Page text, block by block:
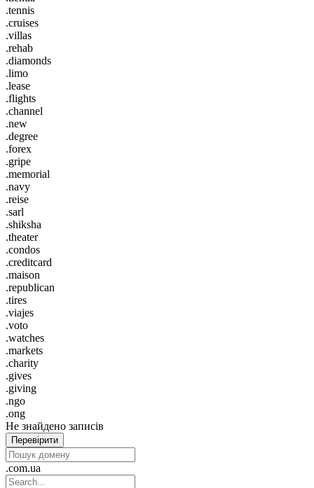
.tennis
.cruises
.villas
.rehab
.diamonds
.limo
.lease
.flights
.channel
.new
.degree
.forex
.gripe
.memorial
.navy
.reise
.sarl
.shiksha
.theater
.condos
.creditcard
.maison
.republican
.tires
.viajes
.voto
.watches
.markets
.charity
.gives
.giving
.ngo
.ong
Не знайдено записів
Перевірити
.com.ua